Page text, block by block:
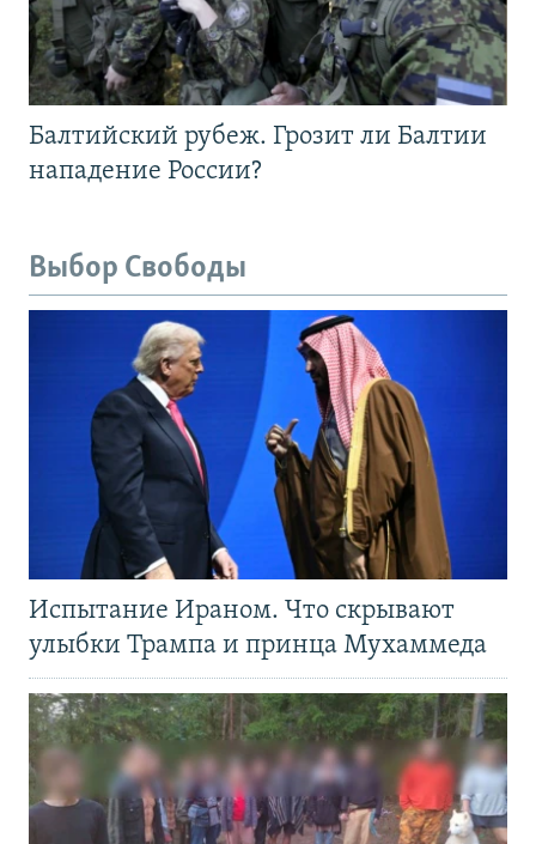
Балтийский рубеж. Грозит ли Балтии
нападение России?
Выбор Свободы
Испытание Ираном. Что скрывают
улыбки Трампа и принца Мухаммеда